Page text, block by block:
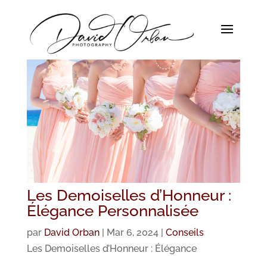
Les Demoiselles d’Honneur :
Élégance Personnalisée
par David Orban| Mar 6, 2024| Conseils
Les Demoiselles d’Honneur : Élégance